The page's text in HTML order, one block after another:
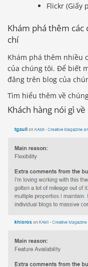
Flickr (Giấy
Khám phá thêm các
chí
Khám phá thêm nhiều
của chúng tôi. Để biết
đăng trên blog của
Tìm hiểu thêm về
Khách hàng nói gì